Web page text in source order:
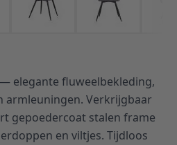
elegante fluweelbekleding,
armleuningen. Verkrijgbaar
gepoedercoat stalen frame
en viltjes. Tijdloos